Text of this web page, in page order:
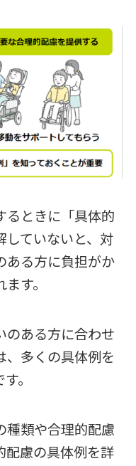
るときに「具体的
していないと、対
ある方に負担がか
す。
のある方に合わせ
、多くの具体例を
。
種類や合理的配慮
配慮の具体例を詳